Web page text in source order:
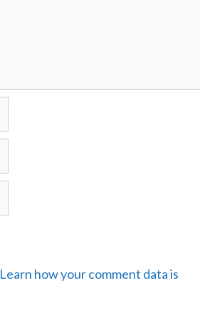
Learn how your comment data is